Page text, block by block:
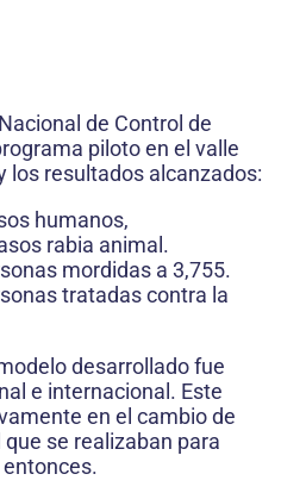
de Control de
piloto en el valle
los resultados alcanzados:
humanos,
rabia animal.
mordidas a 3,755.
tratadas contra la
desarrollado fue
e internacional. Este
en el cambio de
se realizaban para